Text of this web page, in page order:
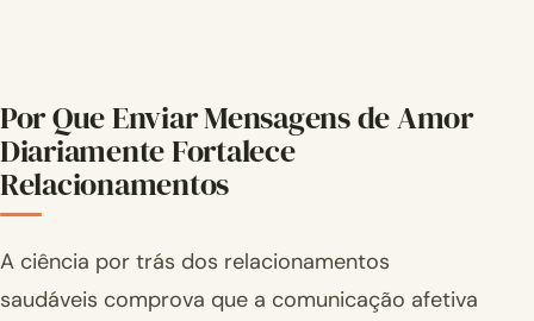
Por Que Enviar Mensagens de Amor
Diariamente Fortalece
Relacionamentos
A ciência por trás dos relacionamentos
saudáveis comprova que a comunicação afetiva